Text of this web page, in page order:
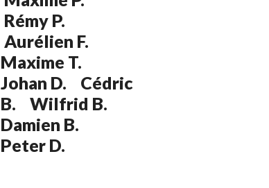
Rémy P.
Aurélien F.
Maxime T.
Johan D. Cédric
B. Wilfrid B.
Damien B.
Peter D.